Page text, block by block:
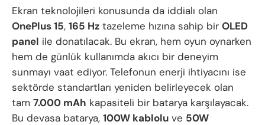
Ekran teknolojileri konusunda da iddialı olan
OnePlus 15, 165 Hz tazeleme hızına sahip bir OLED
panel ile donatılacak. Bu ekran, hem oyun oynarken
hem de günlük kullanımda akıcı bir deneyim
sunmayı vaat ediyor. Telefonun enerji ihtiyacını ise
sektörde standartları yeniden belirleyecek olan
tam 7.000 mAh kapasiteli bir batarya karşılayacak.
Bu devasa batarya, 100W kablolu ve 50W